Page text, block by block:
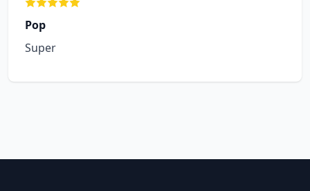
Pop
Super